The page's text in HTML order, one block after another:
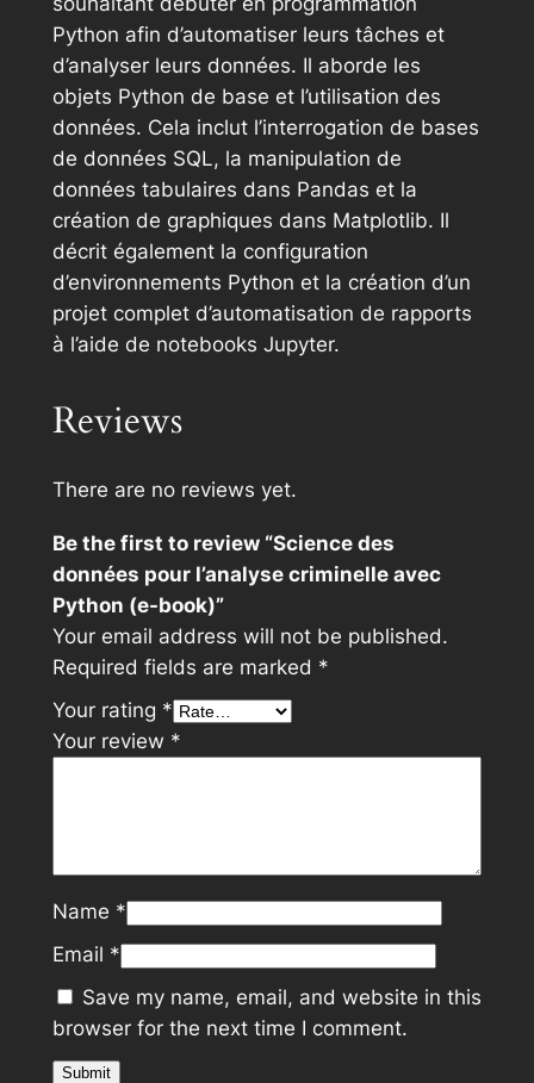
d
o
n
n
é
e
s
p
o
u
r
a
a
y
s
e
c
r
i
m
e
a
v
e
P
Python afin d’automatiser leurs tâches et
d’analyser leurs données. Il aborde les
objets Python de base et l’utilisation des
données. Cela inclut l’interrogation de bases
de données SQL, la manipulation de
données tabulaires dans Pandas et la
création de graphiques dans Matplotlib. Il
décrit également la configuration
d’environnements Python et la création d’un
projet complet d’automatisation de rapports
à l’aide de notebooks Jupyter.
Reviews
There are no reviews yet.
Be the first to review “Science des
données pour l’analyse criminelle avec
Python (e-book)”
Your email address will not be published.
Required fields are marked *
Your rating *
Your review *
Name *
Email *
Save my name, email, and website in this
browser for the next time I comment.